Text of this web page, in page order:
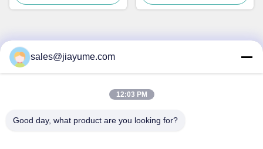
Contactez rapidement
Xingdong, Xin de Qunhui “une rue, Bao “un secteur, ville de
sales@jiayume.com
12:03 PM
Good day, what product are you looking for?